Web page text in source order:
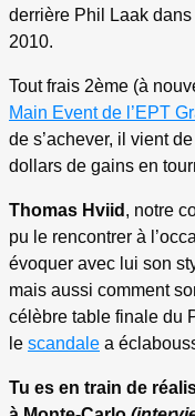
derrière Phil Laak
2010.
Tout frais 2ème (à
Main Event de l’EPT
de s’achever, il vient
dollars de gains en
Thomas Hviid , notre
pu le rencontrer à
évoquer avec lui son
mais aussi comment
célèbre table finale du
le scandale a
Tu es en train de